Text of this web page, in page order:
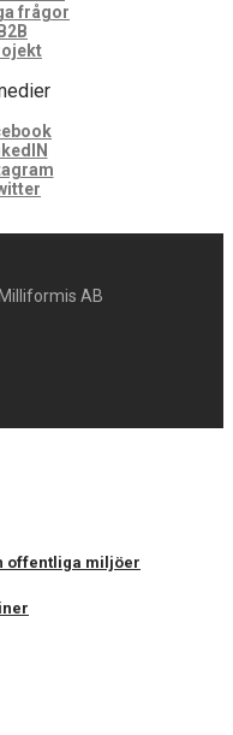
frågor
B2B
AB
offentliga miljöer